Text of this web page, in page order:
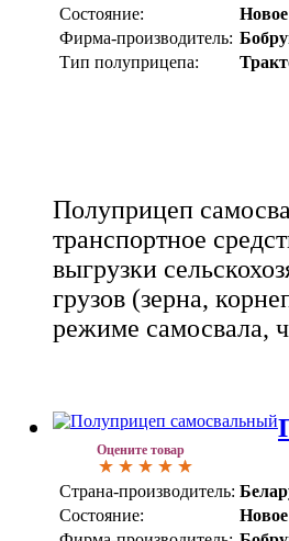
Состояние:
Новое
Фирма-производитель:
Тип полуприцепа:
Полуприцеп
транспортное
выгрузки
грузов (зерна,
режиме самосвала,
Оцените товар
Страна-производитель:
Состояние:
Новое